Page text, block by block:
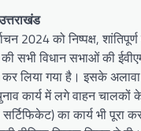
2024 को निष्पक्ष, शांतिपूर्ण
सभी विधान सभाओं की
कर लिया गया है। इसके
कार्य में लगे वाहन
का कार्य भी पूरा